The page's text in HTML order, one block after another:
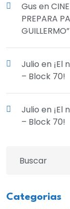
Gus en
PREPARA
GUILLERMO”
Julio en ¡El
– Block 70!
Julio en ¡El
– Block 70!
Categorias